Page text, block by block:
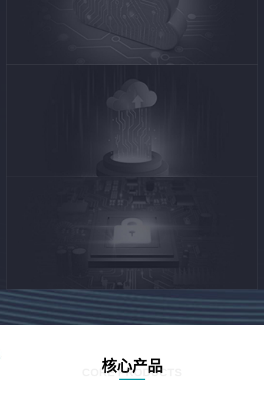
核心产品
CORE PRODUCTS